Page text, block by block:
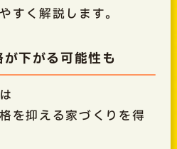
すく解説します。
下がる可能性も
を抑える家づくりを得